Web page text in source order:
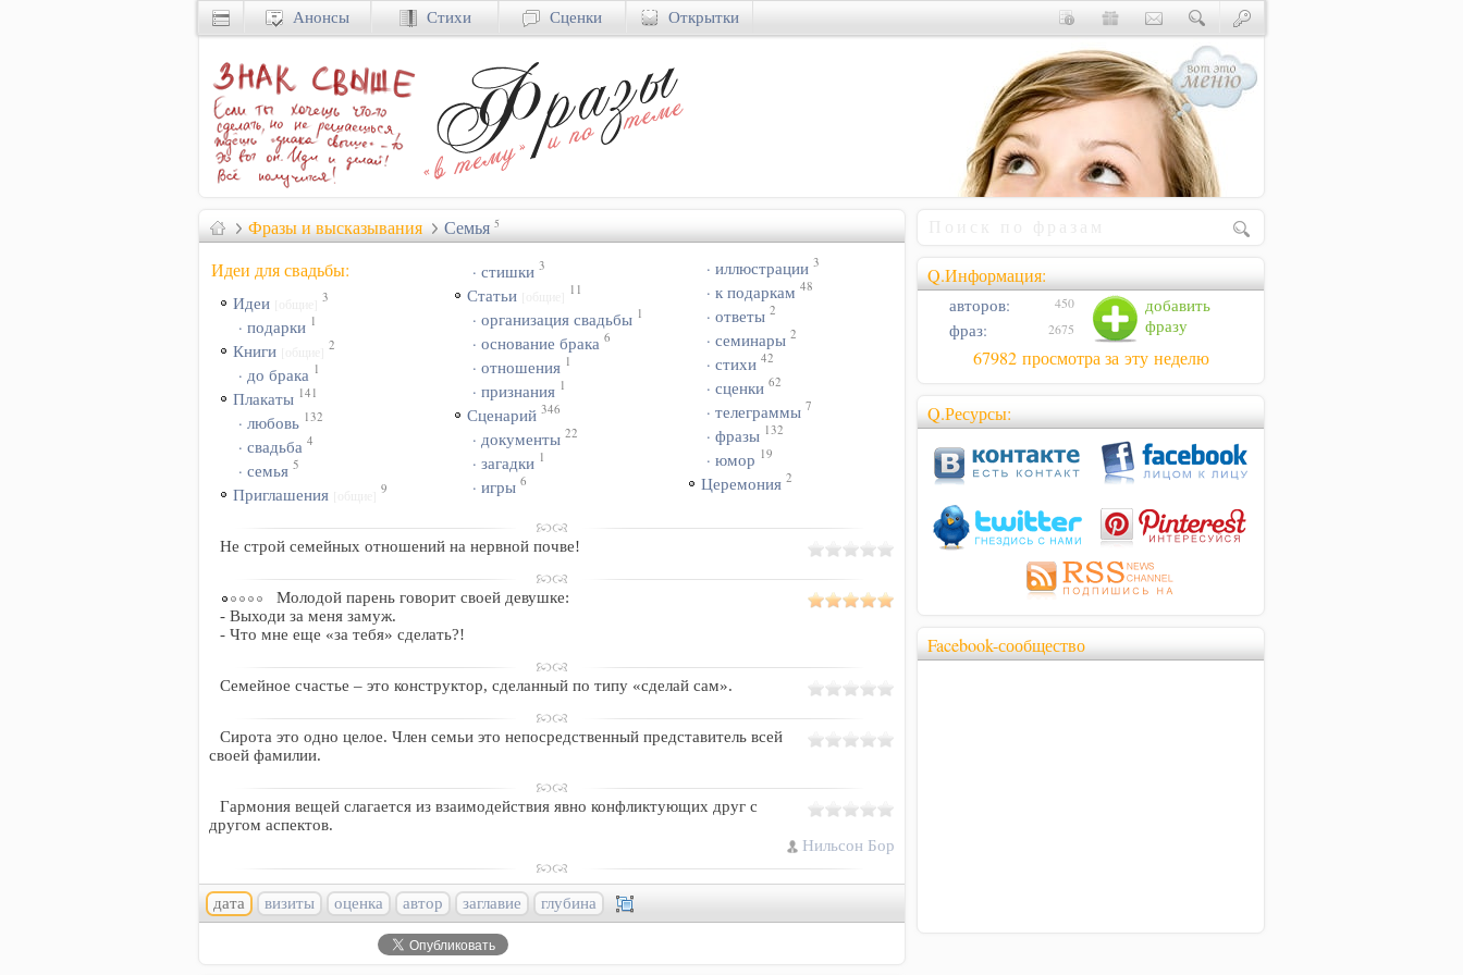
Фразы и высказывания Семья 5
Идеи для свадьбы:
Идеи 3
· подарки 1
Книги 2
· до брака 1
Плакаты 141
· любовь 132
· свадьба 4
· семья 5
Приглашения 9
· стишки 3
Статьи 11
· организация свадьбы 1
· основание брака 6
· отношения 1
· признания 1
Сценарий 346
· документы 22
· загадки 1
· игры 6
· иллюстрации 3
· к подаркам 48
· ответы 2
· семинары 2
· стихи 42
· сценки 62
· телеграммы 7
· фразы 132
· юмор 19
Церемония 2
Не строй семейных отношений на нервной почве!
Молодой парень говорит своей девушке:
- Выходи за меня замуж.
- Что мне еще «за тебя» сделать?!
Семейное счастье – это конструктор, сделанный по типу «сделай сам».
Сирота это одно целое. Член семьи это непосредственный представитель всей
своей фамилии.
Гармония вещей слагается из взаимодействия явно конфликтующих друг с
другом аспектов.
Нильсон Бор
дата визиты оценка автор заглавие глубина
Q.Информация:
добавить
фразу
авторов: 450
фраз: 2675
67982 просмотра за эту неделю
Q.Ресурсы:
Facebook-сообщество
Анонсы Стихи Сценки Открытки